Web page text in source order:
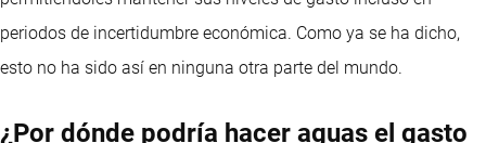
periodos de incertidumbre económica. Como ya se ha dicho,
esto no ha sido así en ninguna otra parte del mundo.
¿Por dónde podría hacer aguas el gasto